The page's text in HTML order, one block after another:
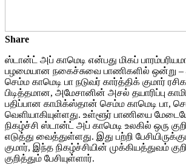
Share
ஸ்டான்ட் அப் காமெடி என்பது மிகப்
பழமையான நகைச்சுவை பாணிகளில் ஒன்று –
செம்ம காமெடி பா நடுவர் கார்த்திக் குமார்
பிடித்தமான, அமேசானின் அசல் தயாரிப்பு
பதிப்பான காமிக்ஸ்தான் செம்ம காமெடி பா,
வெளியாகியுள்ளது. உள்ளூர் பாணியை
நிகழ்ச்சி ஸ்டான்ட் அப் காமெடி உலகில் ஒரு
எடுத்து வைத்துள்ளது. இது பற்றி
குமார், இந்த நிகழ்ச்சியின் முக்கியத்துவம்
குறித்தும் பேசியுள்ளார்.